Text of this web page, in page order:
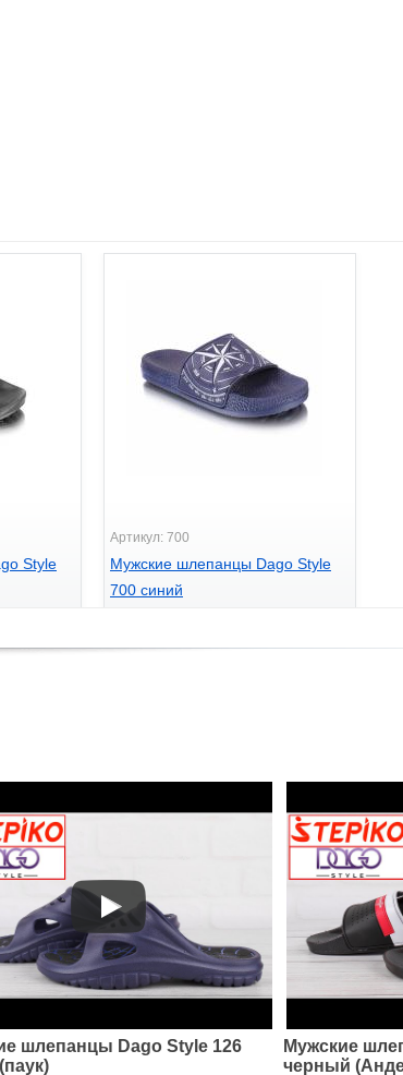
Style
Артикул: 700
Мужские шлепанцы Dago Style
700 синий
шлепанцы Dago Style 126
Мужские
черный